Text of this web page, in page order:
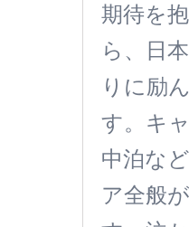
期待を
ら、日
りに励
す。キ
中泊な
ア全般